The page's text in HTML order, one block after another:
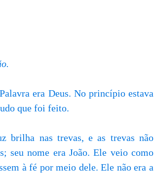
era Deus. No princípio estava
que foi feito.
brilha nas trevas, e as trevas não
seu nome era João. Ele veio como
à fé por meio dele. Ele não era a